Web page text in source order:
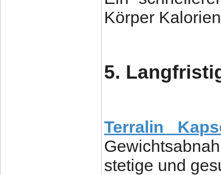
Körper
5.
Terralin
stetige und